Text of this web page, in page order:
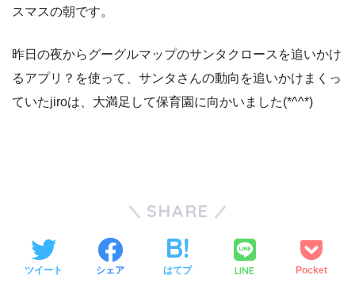
スマスの朝です。
昨日の夜からグーグルマップのサンタクロースを追いかけ
るアプリ？を使って、サンタさんの動向を追いかけまくっ
ていたjiroは、大満足して保育園に向かいました(*^^*)
SHARE
ツイート シェア はてブ LINE Pocket